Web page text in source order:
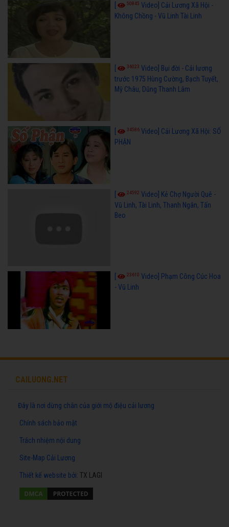
50845 Video] Cải Lương Xã Hội -
Không Chồng - Vũ Linh Tài Linh
36023 Video] Bụi đời - Cải lương
trước 1975 Hùng Cường, Bạch Tuyết,
Mỹ Châu, Dũng Thanh Lâm
34586 Video] Cải Lương Xã Hội: SỐ
PHẬN
24592 Video] Kẻ Chợ Người Quê -
Vũ Linh, Tài Linh, Thanh Ngân, Tấn
Beo
23610 Video] Phạm Công Cúc Hoa
- Vũ Linh
CAILUONG.NET
Đây là nơi dừng chân của giới mộ điệu cải lương
Chính sách bảo mật
Trách nhiệm nội dung
Site-Map Cải Lương
Thiết kế website bởi: TX LAGI